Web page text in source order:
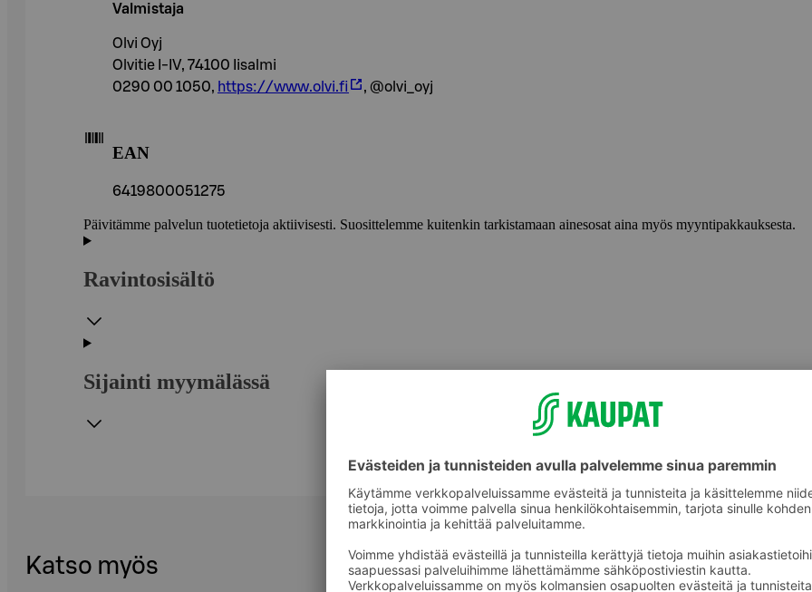
Valmistaja
Olvi Oyj
Olvitie I-IV, 74100 Iisalmi
0290 00 1050, https://www.olvi.fi , @olvi_oyj
EAN
6419800051275
Päivitämme palvelun tuotetietoja aktiivisesti. Suosittelemme kuitenkin tarkistamaan ainesosat aina myös myyntipakkauksesta.
Ravintosisältö
Sijainti myymälässä
Katso myös